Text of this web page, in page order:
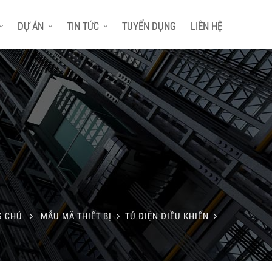
DỰ ÁN TIN TỨC TUYỂN DỤNG LIÊN HỆ
CHỦ MẪU MÃ THIẾT BỊ TỦ ĐIỆN ĐIỀU KHIỂN